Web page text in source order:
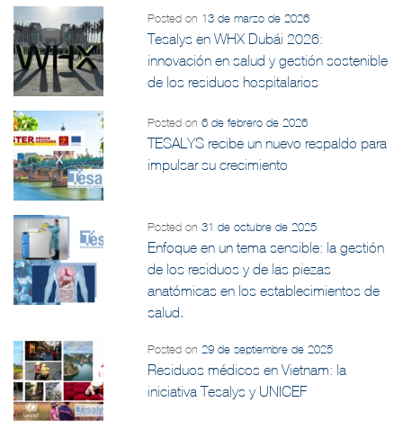
Posted on 13 de marzo de 2026
Tesalys en WHX Dubái 2026:
innovación en salud y gestión sostenible
de los residuos hospitalarios
Posted on6 de febrero de 2026
TESALYS recibe un nuevo respaldo para
impulsar su crecimiento
Posted on31 de octubre de 2025
Enfoque en un tema sensible: la gestión
de los residuos y de las piezas
anatómicas en los establecimientos de
salud.
Posted on 29 de septiembre de 2025
Residuos médicos en Vietnam: la
iniciativa Tesalys y UNICEF